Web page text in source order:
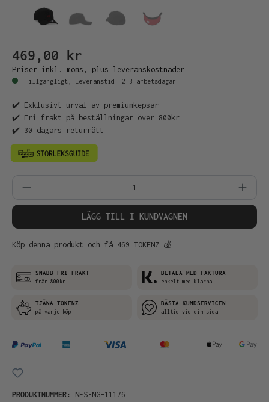
469,00 kr
Priser inkl. moms, plus leveranskostnader
Tillgängligt, leveranstid: 2-3 arbetsdagar
✔️ Exklusivt urval av premiumkepsar
✔️ Fri frakt på beställningar över 800kr
✔️ 30 dagars returrätt
Produktkvantitet: Ange önskat
LÄGG TILL I KUNDVAGNEN
Köp denna produkt och få 469 TOKENZ 💰
SNABB FRI FRAKT
från 800kr
BETALA MED FAKTURA
enkelt med Klarna
TJÄNA TOKENZ
på varje köp
BÄSTA KUNDSERVICEN
alltid vid din sida
PRODUKTNUMMER: NES-NG-11176